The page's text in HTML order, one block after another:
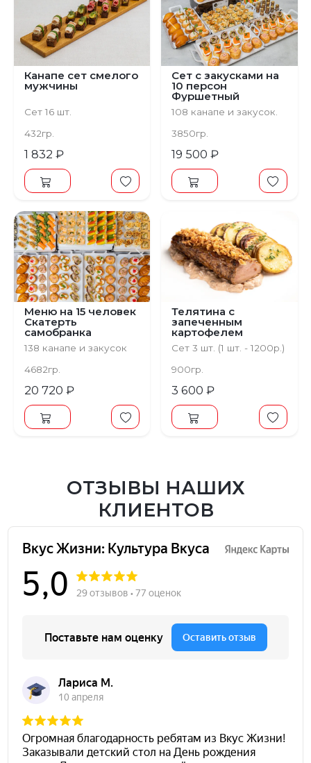
Канапе сет смелого
мужчины
Сет 16 шт.
432гр.
1 832 ₽
Предыдущий
Сет с закусками на
10 персон
Фуршетный
108 канапе и закусок.
3850гр.
19 500 ₽
Предыдущий Следующий
Меню на 15 человек
Скатерть
самобранка
138 канапе и закусок
4682гр.
20 720 ₽
Телятина с
запеченным
картофелем
Сет 3 шт. (1 шт. - 1200р.)
900гр.
3 600 ₽
ОТЗЫВЫ НАШИХ
КЛИЕНТОВ